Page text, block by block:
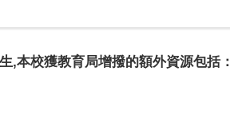
,本校獲教育局增撥的額外資源包括：